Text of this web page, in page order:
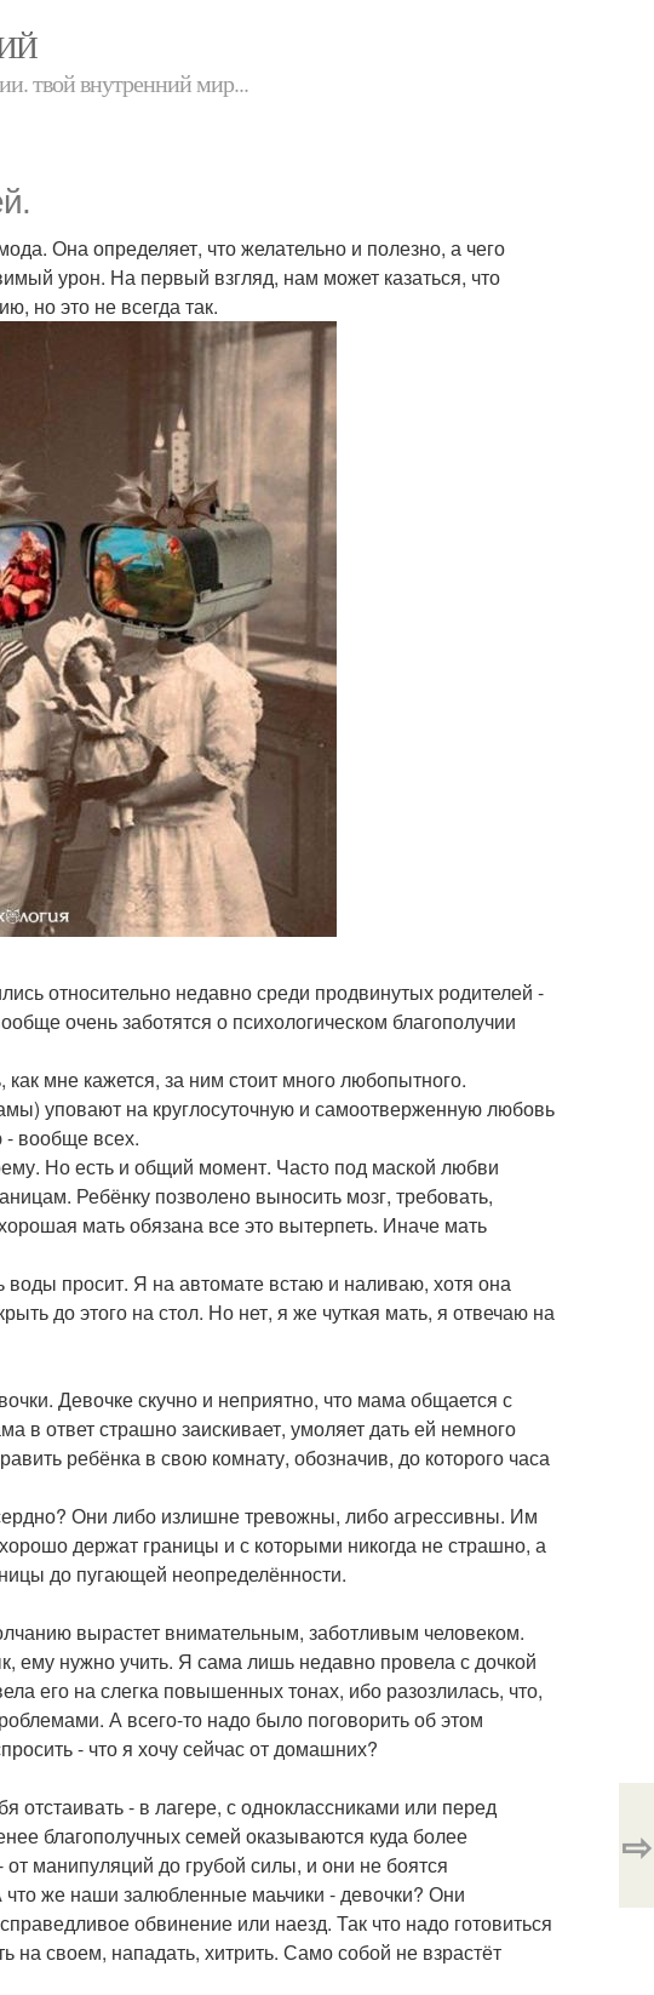
твой внутренний мир...
Она определяет, что желательно и полезно, а чего
урон. На первый взгляд, нам может казаться, что
но это не всегда так.
относительно недавно среди продвинутых родителей -
очень заботятся о психологическом благополучии
мне кажется, за ним стоит много любопытного.
уповают на круглосуточную и самоотверженную любовь
- вообще всех.
Но есть и общий момент. Часто под маской любви
Ребёнку позволено выносить мозг, требовать,
мать обязана все это вытерпеть. Иначе мать
просит. Я на автомате встаю и наливаю, хотя она
до этого на стол. Но нет, я же чуткая мать, я отвечаю на
Девочке скучно и неприятно, что мама общается с
в ответ страшно заискивает, умоляет дать ей немного
ребёнка в свою комнату, обозначив, до которого часа
Они либо излишне тревожны, либо агрессивны. Им
держат границы и с которыми никогда не страшно, а
до пугающей неопределённости.
вырастет внимательным, заботливым человеком.
ему нужно учить. Я сама лишь недавно провела с дочкой
его на слегка повышенных тонах, ибо разозлилась, что,
А всего-то надо было поговорить об этом
- что я хочу сейчас от домашних?
отстаивать - в лагере, с одноклассниками или перед
благополучных семей оказываются куда более
манипуляций до грубой силы, и они не боятся
же наши залюбленные маьчики - девочки? Они
обвинение или наезд. Так что надо готовиться
на своем, нападать, хитрить. Само собой не взрастёт
⇨